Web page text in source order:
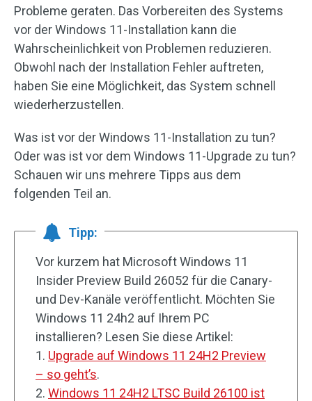
Probleme geraten. Das Vorbereiten des Systems
vor der Windows 11-Installation kann die
Wahrscheinlichkeit von Problemen reduzieren.
Obwohl nach der Installation Fehler auftreten,
haben Sie eine Möglichkeit, das System schnell
wiederherzustellen.
Was ist vor der Windows 11-Installation zu tun?
Oder was ist vor dem Windows 11-Upgrade zu tun?
Schauen wir uns mehrere Tipps aus dem
folgenden Teil an.
Tipp:
Vor kurzem hat Microsoft Windows 11
Insider Preview Build 26052 für die Canary-
und Dev-Kanäle veröffentlicht. Möchten Sie
Windows 11 24h2 auf Ihrem PC
installieren? Lesen Sie diese Artikel:
1. Upgrade auf Windows 11 24H2 Preview
– so geht’s.
2. Windows 11 24H2 LTSC Build 26100 ist